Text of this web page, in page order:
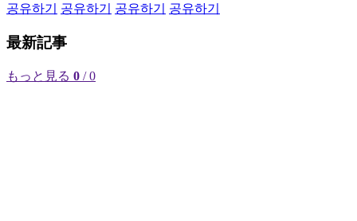
공유하기
공유하기 공유하기 공유하기
最新記事
もっと見る 0 / 0